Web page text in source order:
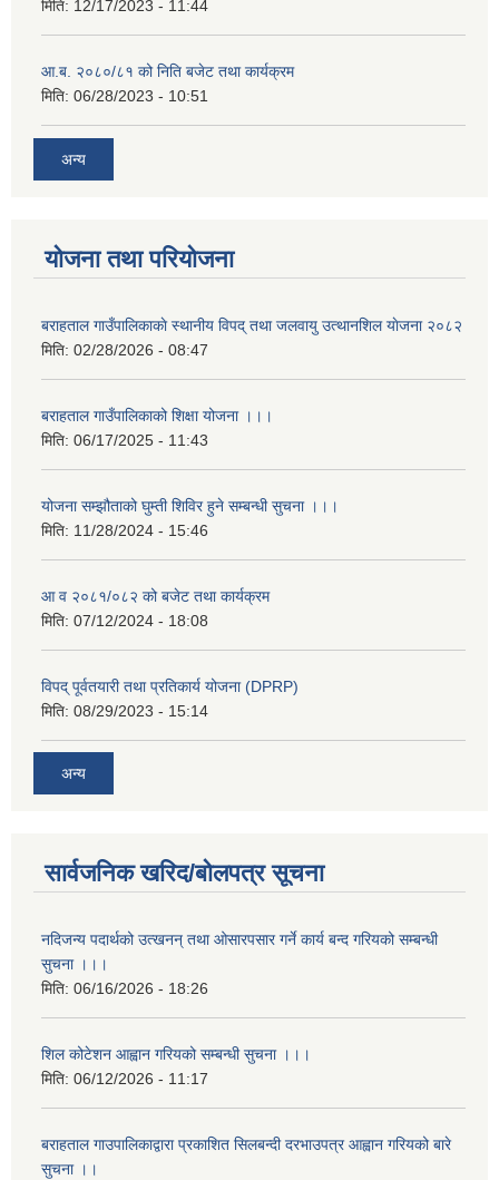
मिति: 12/17/2023 - 11:44
आ.ब. २०८०/८१ को निति बजेट तथा कार्यक्रम
मिति: 06/28/2023 - 10:51
अन्य
योजना तथा परियोजना
बराहताल गाउँपालिकाकाे स्थानीय विपद् तथा जलवायु उत्थानशिल याेजना २०८२
मिति: 02/28/2026 - 08:47
बराहताल गाउँपालिकाको शिक्षा योजना ।।।
मिति: 06/17/2025 - 11:43
योजना सम्झौताको घुम्ती शिविर हुने सम्बन्धी सुचना ।।।
मिति: 11/28/2024 - 15:46
आ व २०८१/०८२ को बजेट तथा कार्यक्रम
मिति: 07/12/2024 - 18:08
विपद् पूर्वतयारी तथा प्रतिकार्य योजना (DPRP)
मिति: 08/29/2023 - 15:14
अन्य
सार्वजनिक खरिद/बोलपत्र सूचना
नदिजन्य पदार्थको उत्खनन् तथा ओसारपसार गर्ने कार्य बन्द गरियको सम्बन्धी
सुचना ।।।
मिति: 06/16/2026 - 18:26
शिल कोटेशन आह्वान गरियको सम्बन्धी सुचना ।।।
मिति: 06/12/2026 - 11:17
बराहताल गाउपालिकाद्वारा प्रकाशित सिलबन्दी दरभाउपत्र आह्वान गरियको बारे
सुचना ।।